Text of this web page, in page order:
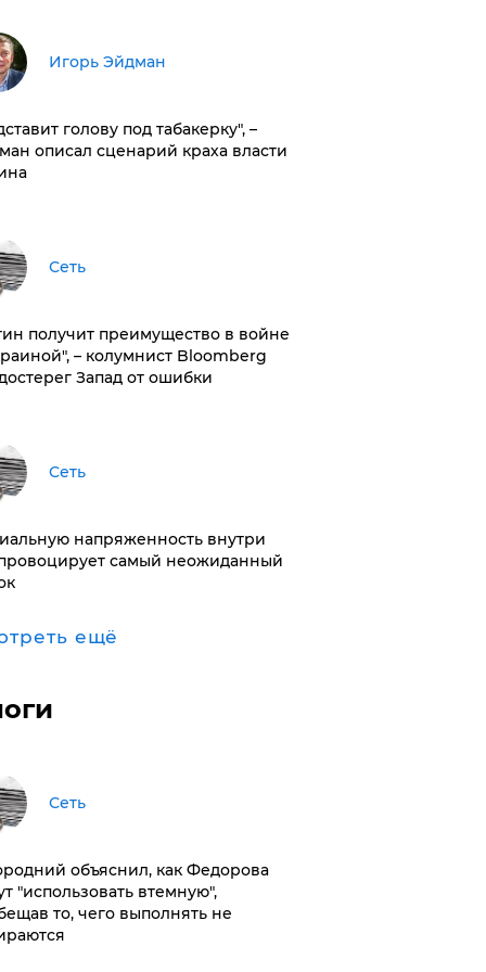
Игорь Эйдман
голову под табакерку", –
описал сценарий краха власти
Сеть
получит преимущество в войне
– колумнист Bloomberg
Запад от ошибки
Сеть
напряженность внутри
самый неожиданный
ещё
Сеть
объяснил, как Федорова
"использовать втемную",
то, чего выполнять не